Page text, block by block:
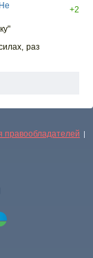
Не
+2
раз
правообладателей |